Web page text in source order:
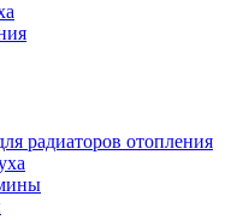
радиаторов отопления